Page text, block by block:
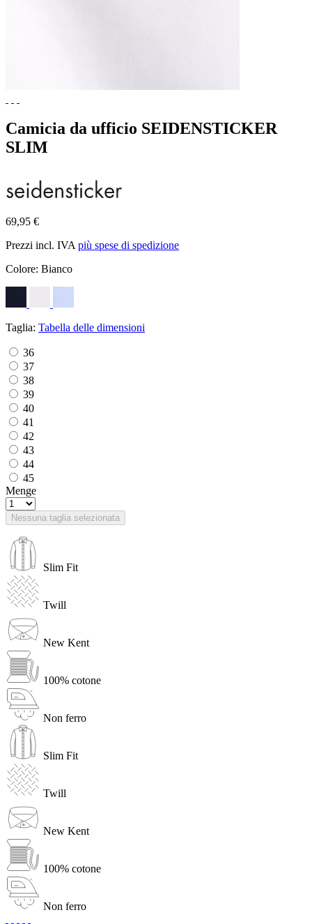
Camicia da ufficio SEIDENSTICKER
SLIM
69,95 €
Prezzi incl. IVA più spese di spedizione
Colore: Bianco
Taglia: Tabella delle dimensioni
36
37
38
39
40
41
42
43
44
45
Menge
Nessuna taglia selezionata
Slim Fit
Twill
New Kent
100% cotone
Non ferro
Slim Fit
Twill
New Kent
100% cotone
Non ferro